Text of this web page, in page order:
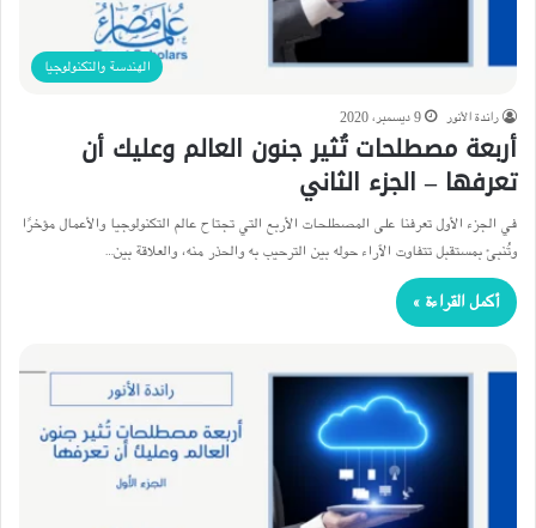
الهندسة والتكنولوجيا
راندة الأنور 9 ديسمبر، 2020
أربعة مصطلحات تُثير جنون العالم وعليك أن
تعرفها – الجزء الثاني
في الجزء الأول تعرفنا على المصطلحات الأربع التي تجتاح عالم التكنولوجيا والأعمال مؤخرًا
وتُنبئ بمستقبل تتفاوت الآراء حوله بين الترحيب به والحذر منه، والعلاقة بين…
أكمل القراءة »